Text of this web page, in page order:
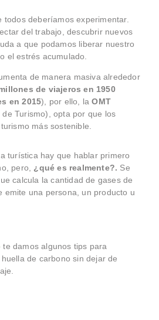
todos deberíamos experimentar.
del trabajo, descubrir nuevos
a que podamos liberar nuestro
el estrés acumulado.
de manera masiva alrededor
de viajeros en 1950
en 2015), por ello, laOMT
Turismo), opta por que los
más sostenible.
turística hay que hablar primero
pero, ¿qué es realmente?. Se
calcula la cantidad de gases de
emite una persona, un producto u
te damos algunos tips para
de carbono sin dejar de